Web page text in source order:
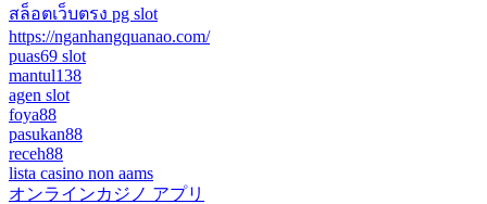
สล็อตเว็บตรง pg slot
https://nganhangquanao.com/
puas69 slot
mantul138
agen slot
foya88
pasukan88
receh88
lista casino non aams
オンラインカジノ アプリ